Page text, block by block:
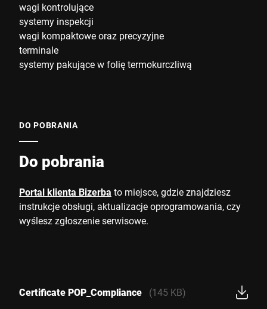
wagi kontrolujące
systemy inspekcji
wagi kompaktowe oraz precyzyjne
terminale
systemy pakujące w folię termokurczliwą
DO POBRANIA
Do pobrania
Portal klienta Bizerba to miejsce, gdzie znajdziesz
instrukcje obsługi, aktualizacje oprogramowania, czy
wyślesz zgłoszenie serwisowe.
Certificate POP_Compliance (145 KB)